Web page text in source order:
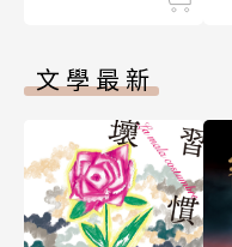
文學最新